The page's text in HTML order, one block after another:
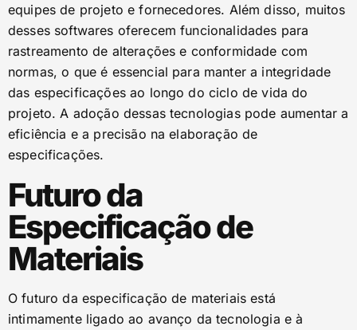
equipes de projeto e fornecedores. Além disso, muitos
desses softwares oferecem funcionalidades para
rastreamento de alterações e conformidade com
normas, o que é essencial para manter a integridade
das especificações ao longo do ciclo de vida do
projeto. A adoção dessas tecnologias pode aumentar a
eficiência e a precisão na elaboração de
especificações.
Futuro da
Especificação de
Materiais
O futuro da especificação de materiais está
intimamente ligado ao avanço da tecnologia e à